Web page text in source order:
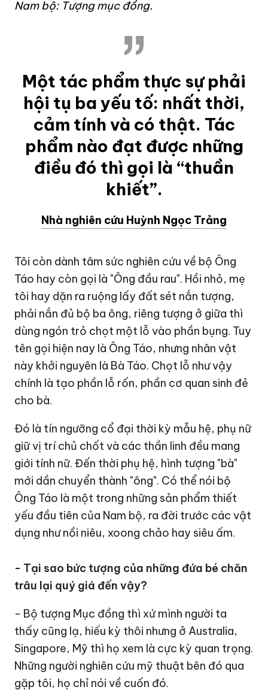
Nam bộ: Tượng mục đồng.
Một tác phẩm thực sự phải
hội tụ ba yếu tố: nhất thời,
cảm tính và có thật. Tác
phẩm nào đạt được những
điều đó thì gọi là “thuần
khiết”.
Nhà nghiên cứu Huỳnh Ngọc Trảng
Tôi còn dành tâm sức nghiên cứu về bộ Ông
Táo hay còn gọi là "Ông đầu rau". Hồi nhỏ, mẹ
tôi hay dặn ra ruộng lấy đất sét nắn tượng,
phải nắn đủ bộ ba ông, riêng tượng ở giữa thì
dùng ngón trỏ chọt một lỗ vào phần bụng. Tuy
tên gọi hiện nay là Ông Táo, nhưng nhân vật
này khởi nguyên là Bà Táo. Chọt lỗ như vậy
chính là tạo phần lỗ rốn, phần cơ quan sinh đẻ
cho bà.
Đó là tín ngưỡng cổ đại thời kỳ mẫu hệ, phụ nữ
giữ vị trí chủ chốt và các thần linh đều mang
giới tính nữ. Đến thời phụ hệ, hình tượng "bà"
mới dần chuyển thành "ông". Có thể nói bộ
Ông Táo là một trong những sản phẩm thiết
yếu đầu tiên của Nam bộ, ra đời trước các vật
dụng như nồi niêu, xoong chảo hay siêu ấm.
- Tại sao bức tượng của những đứa bé chăn
trâu lại quý giá đến vậy?
- Bộ tượng Mục đồng thì xứ mình người ta
thấy cũng lạ, hiếu kỳ thôi nhưng ở Australia,
Singapore, Mỹ thì họ xem là cực kỳ quan trọng.
Những người nghiên cứu mỹ thuật bên đó qua
gặp tôi, họ chỉ nói về cuốn đó.